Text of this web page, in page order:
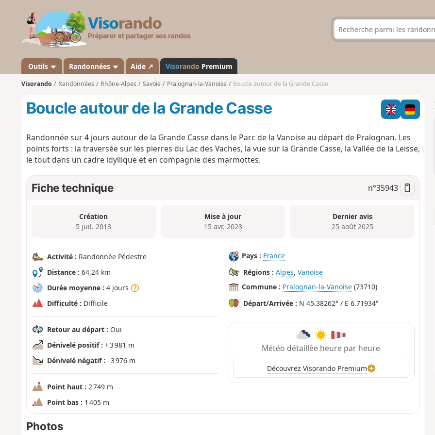
s
a
n
d
Outils Randonnées Aide ↗ Visorando Premium
Visorando Randonnées Rhône-Alpes Savoie Pralognan-la-Vanoise Boucle autour de la Grande Casse
Boucle autour de la Grande Casse
Randonnée sur 4 jours autour de la Grande Casse dans le Parc de la Vanoise au départ de Pralognan. Les
points forts : la traversée sur les pierres du Lac des Vaches, la vue sur la Grande Casse, la Vallée de la Leisse,
le tout dans un cadre idyllique et en compagnie des marmottes.
Fiche technique n°35943
Création
5 juil. 2013
Mise à jour
15 avr. 2023
Dernier avis
25 août 2025
Activité : Randonnée Pédestre
Distance : 64,24 km
Durée moyenne : 4 jours
Difficulté : Difficile
Retour au départ : Oui
Dénivelé positif : + 3 981 m
Dénivelé négatif : - 3 976 m
Point haut : 2 749 m
Point bas : 1 405 m
Pays : France
Régions : Alpes,Vanoise
Commune : Pralognan-la-Vanoise (73710)
Départ/Arrivée : N 45.38262° / E 6.71934°
Météo détaillée heure par heure
Découvrez Visorando Premium
Photos